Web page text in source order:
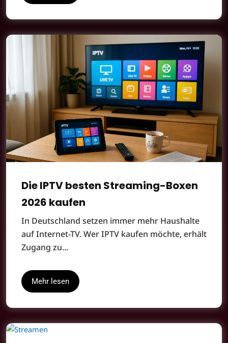
Die IPTV besten Streaming-Boxen
2026 kaufen
In Deutschland setzen immer mehr Haushalte
auf Internet-TV. Wer IPTV kaufen möchte, erhält
Zugang zu...
Mehr lesen